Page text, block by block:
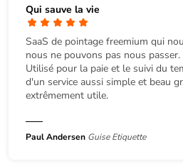
Qui sauve la vie
SaaS de pointage freemium qui
nous ne pouvons pas nous
Utilisé pour la paie et le suivi du
d'un service aussi simple et beau
extrêmement utile.
Paul Andersen Guise Etiquette